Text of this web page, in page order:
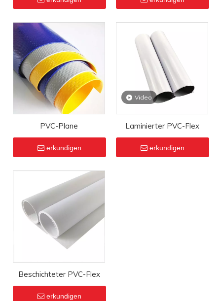
PVC-Plane
erkundigen
Video
Laminierter PVC-Flex
erkundigen
Beschichteter PVC-Flex
erkundigen